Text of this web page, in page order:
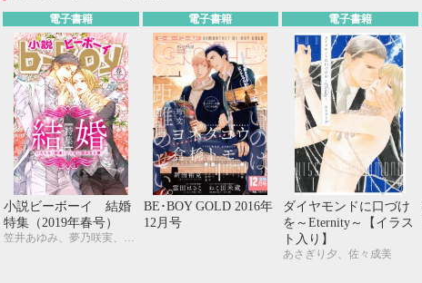
電子書籍
小説ビーボーイ 結婚
特集（2019年春号）
笠井あゆみ、夢乃咲実、尾賀トモ、広瀬たみ、古藤嗣己、松梶もとや、駒城ミチヲ、水壬楓子、しおべり由生、遠野春日、円陣闇丸、noel、周防佑未、小高テルヨ、むにお
電子書籍
BE･BOY GOLD 2016年
12月号
電子書籍
ダイヤモンドに口づけ
を～Eternity～【イラス
ト入り】
あさぎり夕、佐々成美
9月
MON TUE WED THU FRI SAT
1 2 3 4
5
8 9 10 11
12
15 16 17 18
19
22 23 24 25
26
29 30
10月
SUN MON TUE WED
4
5 7
11
12 13 14
18
19 20 21
25
26 27 28